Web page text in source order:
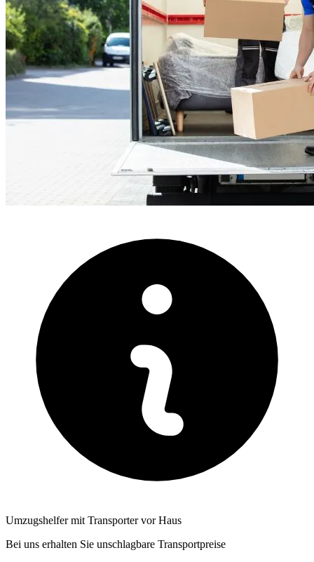
Umzugshelfer mit Transporter vor Haus
Bei uns erhalten Sie unschlagbare Transportpreise